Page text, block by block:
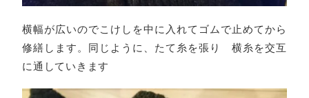
横幅が広いのでこけしを中に入れてゴムで止めてから
修繕します。同じように、たて糸を張り 横糸を交互
に通していきます